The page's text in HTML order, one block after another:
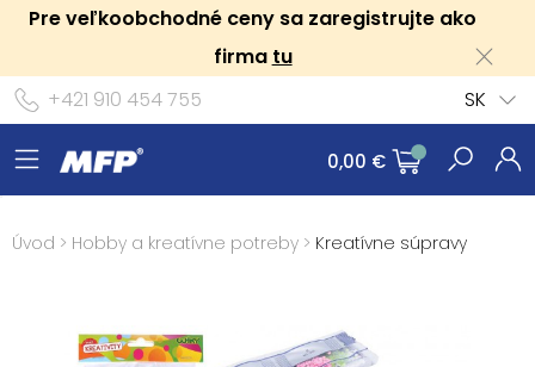
Pre veľkoobchodné ceny sa zaregistrujte ako
firma tu
+421 910 454 755
SK
0,00 €
Úvod > Hobby a kreatívne potreby > Kreatívne súpravy